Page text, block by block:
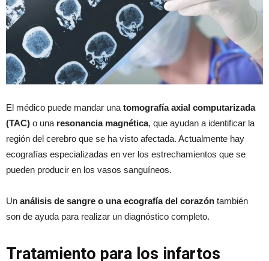
El médico puede mandar una tomografía axial computarizada
(TAC) o una resonancia magnética, que ayudan a identificar la
región del cerebro que se ha visto afectada. Actualmente hay
ecografías especializadas en ver los estrechamientos que se
pueden producir en los vasos sanguíneos.
Un análisis de sangre o una ecografía del corazón también
son de ayuda para realizar un diagnóstico completo.
Tratamiento para los infartos